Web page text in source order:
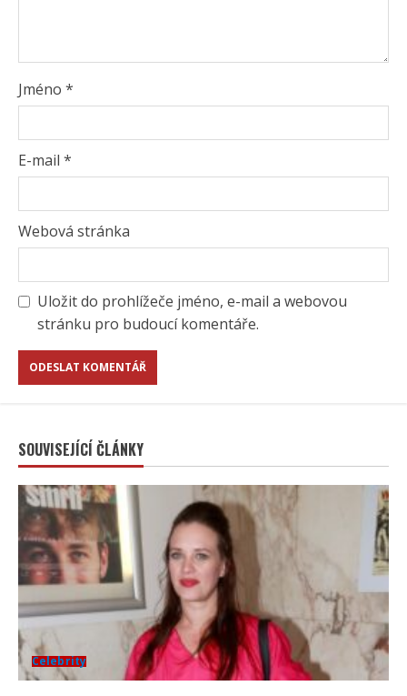
Jméno *
E-mail *
Webová stránka
Uložit do prohlížeče jméno, e-mail a webovou
stránku pro budoucí komentáře.
SOUVISEJÍCÍ ČLÁNKY
Celebrity